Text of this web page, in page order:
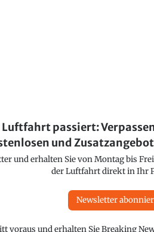
passiert:
und
und erhalten Sie von Montag bis
der Luftfahrt direkt in Ihr
Newsletter
voraus und erhalten Sie Breaking